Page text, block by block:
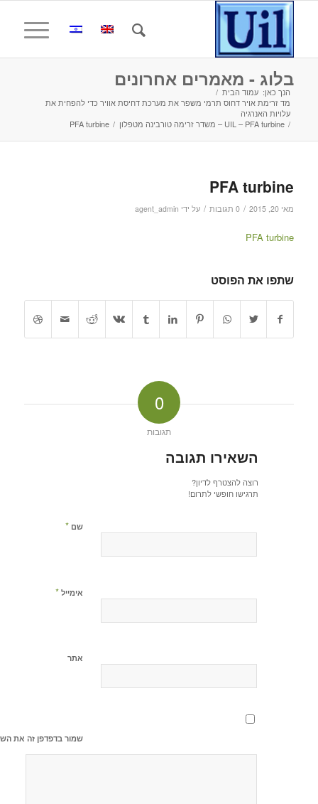
בלוג - מאמרים אחרונים
הנך כאן: עמוד הבית /
מד זרימת אויר דחוס תרמי משפר את מערכת דחיסת אוויר כדי להפחית את
עלויות האנרגיה
/ UIL – PFA turbine – משדר זרימה טורבינה מטפלון /
PFA turbine
PFA turbine
מאי 20, 2015 / 0 תגובות / על ידי agent_admin
PFA turbine
שתפו את הפוסט
0
תגובות
השאירו תגובה
רוצה להצטרף לדיון?
תרגישו חופשי לתרום!
שם *
אימייל *
אתר
שמור בדפדפן זה את